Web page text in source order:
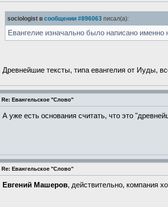
sociologist в сообщении #896063 писал(а):
Евангелие изначально было написано именно
Древнейшие тексты, типа евангелия от Иуды,
Re: Евангельское "Слово"
А уже есть основания считать, что это
Re: Евангельское "Слово"
Евгений Машеров, действительно, компания